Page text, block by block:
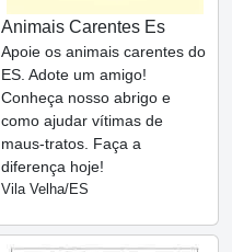
Animais Carentes Es
Apoie os animais carentes do
ES. Adote um amigo!
Conheça nosso abrigo e
como ajudar vítimas de
maus-tratos. Faça a
diferença hoje!
Vila Velha/ES